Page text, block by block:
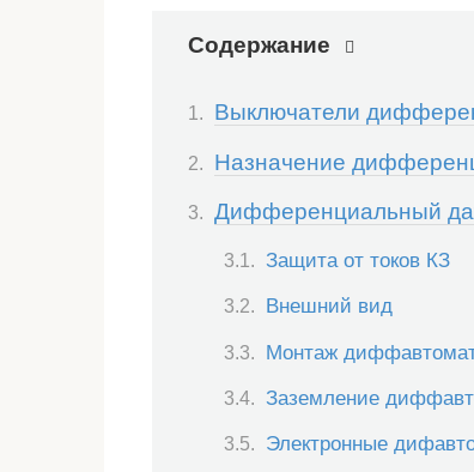
Содержание
Выключатели
Назначение
Дифференциальный
Защита от токов КЗ
Внешний вид
Монтаж
Заземление
Электронные